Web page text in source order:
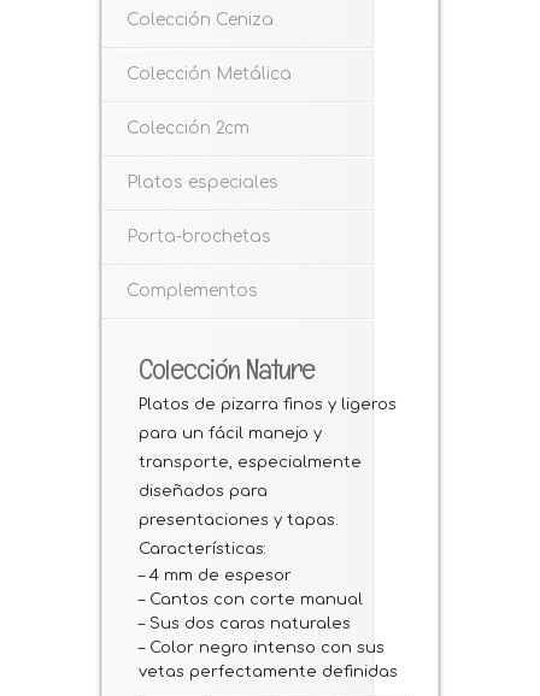
Colección Ceniza
Colección Metálica
Colección 2cm
Platos especiales
Porta-brochetas
Complementos
Colección Nature
Platos de pizarra finos y ligeros
para un fácil manejo y
transporte, especialmente
diseñados para
presentaciones y tapas.
Características:
– 4 mm de espesor
– Cantos con corte manual
– Sus dos caras naturales
– Color negro intenso con sus
vetas perfectamente definidas